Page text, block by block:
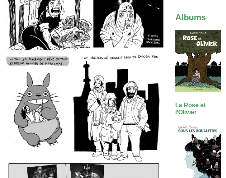
Albums
La Rose et
l’Olivier